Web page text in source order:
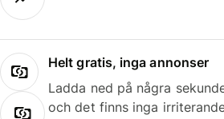
Helt gratis, inga annonser
Ladda ned på några
och det finns inga